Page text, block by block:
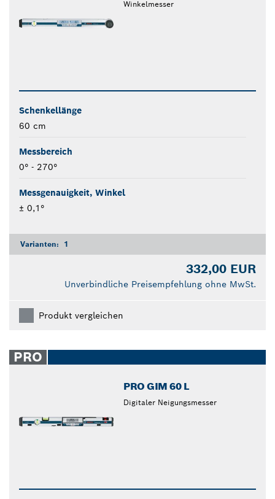
Winkelmesser
Schenkellänge
60 cm
Messbereich
0° - 270°
Messgenauigkeit, Winkel
± 0,1°
Varianten: 1
332,00 EUR
Unverbindliche Preisempfehlung ohne MwSt.
Produkt vergleichen
PRO
PRO GIM 60 L
Digitaler Neigungsmesser